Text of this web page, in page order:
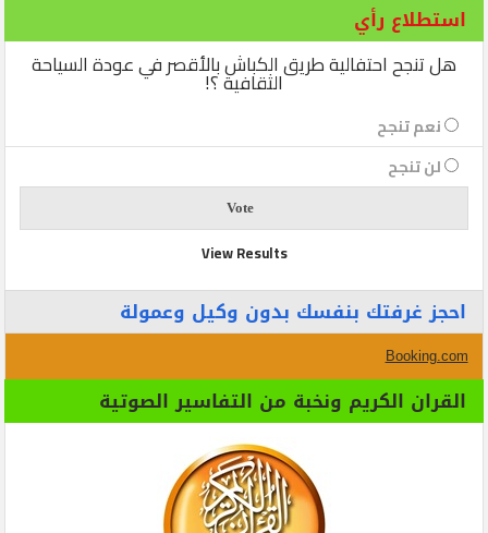
استطلاع رأي
هل تنجح احتفالية طريق الكباش بالأقصر في عودة السياحة
الثقافية ؟!
نعم تنجح
لن تنجح
View Results
احجز غرفتك بنفسك بدون وكيل وعمولة
Booking.com
القران الكريم ونخبة من التفاسير الصوتية